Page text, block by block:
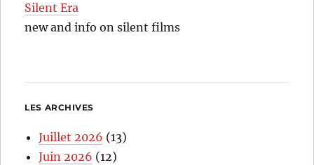
Silent Era
new and info on silent films
LES ARCHIVES
Juillet 2026 (13)
Juin 2026 (12)